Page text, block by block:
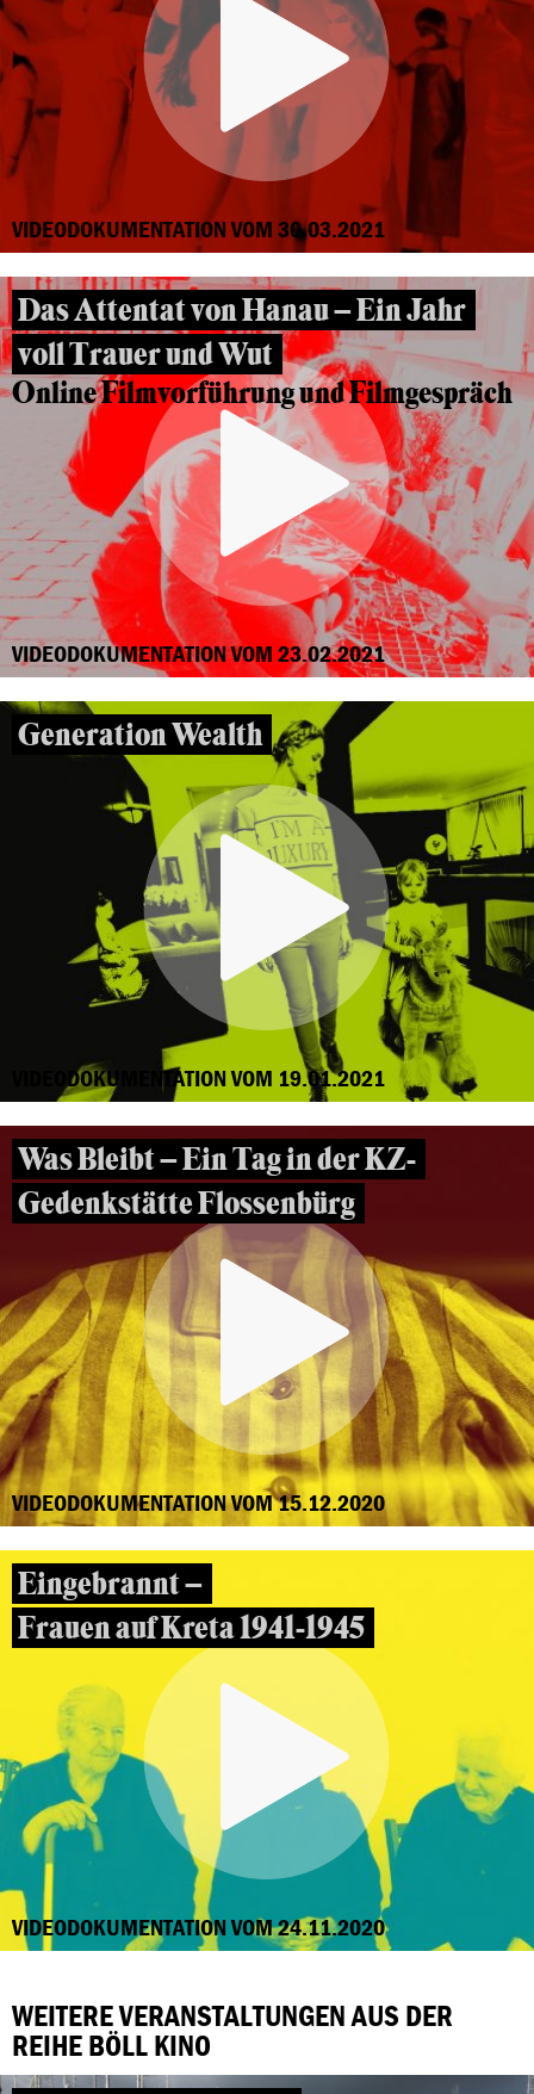
VIDEODOKUMENTATION VOM 30.03.2021
Das Attentat von Hanau – Ein Jahr
voll Trauer und Wut
Online Filmvorführung und Filmgespräch
VIDEODOKUMENTATION VOM 23.02.2021
Generation Wealth
VIDEODOKUMENTATION VOM 19.01.2021
Was Bleibt – Ein Tag in der KZ-
Gedenkstätte Flossenbürg
VIDEODOKUMENTATION VOM 15.12.2020
Eingebrannt –
Frauen auf Kreta 1941-1945
VIDEODOKUMENTATION VOM 24.11.2020
WEITERE VERANSTALTUNGEN AUS DER
REIHE BÖLL KINO